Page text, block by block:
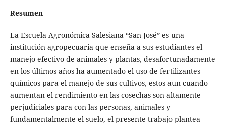
Resumen
La Escuela Agronómica Salesiana “San José” es una
institución agropecuaria que enseña a sus estudiantes el
manejo efectivo de animales y plantas, desafortunadamente
en los últimos años ha aumentado el uso de fertilizantes
químicos para el manejo de sus cultivos, estos aun cuando
aumentan el rendimiento en las cosechas son altamente
perjudiciales para con las personas, animales y
fundamentalmente el suelo, el presente trabajo plantea